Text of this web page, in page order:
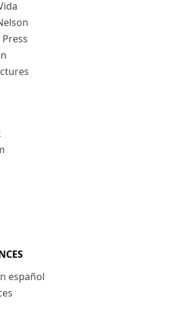
español